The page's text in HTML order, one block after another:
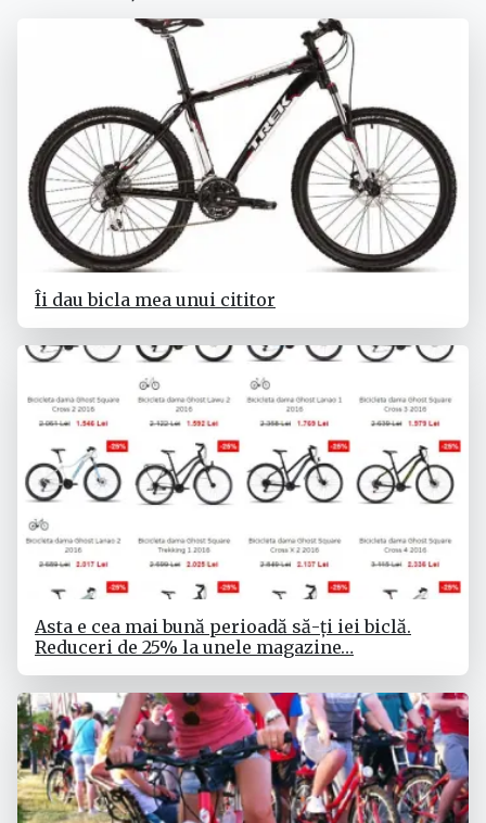
Îi dau bicla mea unui cititor
Asta e cea mai bună perioadă să-ți iei biclă.
Reduceri de 25% la unele magazine…